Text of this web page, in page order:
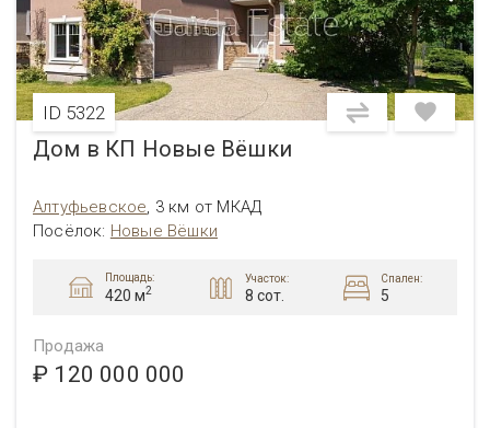
ID 5322
Дом в КП Новые Вёшки
Алтуфьевcкое, 3 км от МКАД
Посёлок: Новые Вёшки
Площадь:
420 м2
Участок:
8 сот.
Спален:
5
Продажа
₽ 120 000 000